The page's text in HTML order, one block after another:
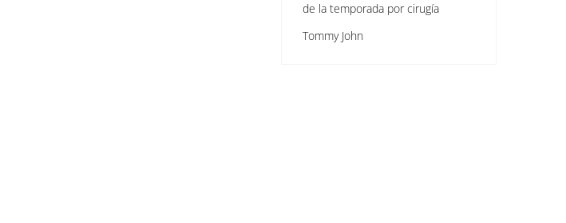
de la temporada por cirugía
Tommy John